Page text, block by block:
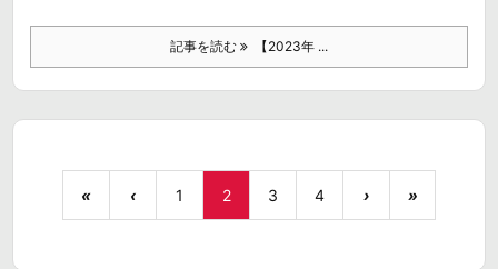
記事を読む 【2023年 ...
« ‹ 1 2 3 4 › »